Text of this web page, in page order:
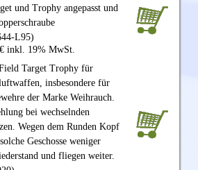
und Trophy angepasst und
L95)
inkl. 19% MwSt.
Target Trophy für
insbesondere für
der Marke Weihrauch.
bei wechselnden
Wegen dem Runden Kopf
Geschosse weniger
und fliegen weiter.